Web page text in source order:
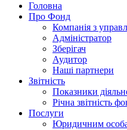
Головна
Про Фонд
Компанія з
Адміністратор
Зберігач
Аудитор
Наші партнери
Звітність
Показники
Річна звітність
Послуги
Юридичним